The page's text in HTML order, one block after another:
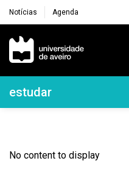
Notícias Agenda
Navegação
Navegação
estudar
No content to display